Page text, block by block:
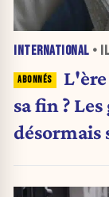
INTERNATIONAL •
sa fin ?
désormais